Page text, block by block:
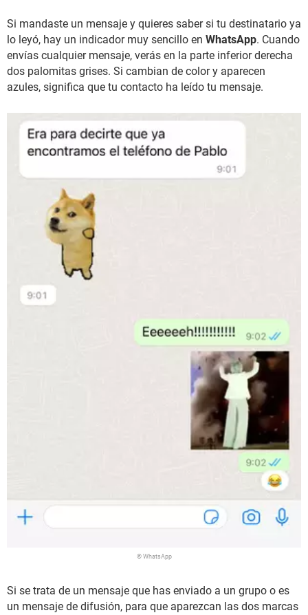
Si mandaste un mensaje y quieres saber si tu destinatario ya
lo leyó, hay un indicador muy sencillo en WhatsApp. Cuando
envías cualquier mensaje, verás en la parte inferior derecha
dos palomitas grises. Si cambian de color y aparecen
azules, significa que tu contacto ha leído tu mensaje.
© WhatsApp
Si se trata de un mensaje que has enviado a un grupo o es
un mensaje de difusión, para que aparezcan las dos marcas